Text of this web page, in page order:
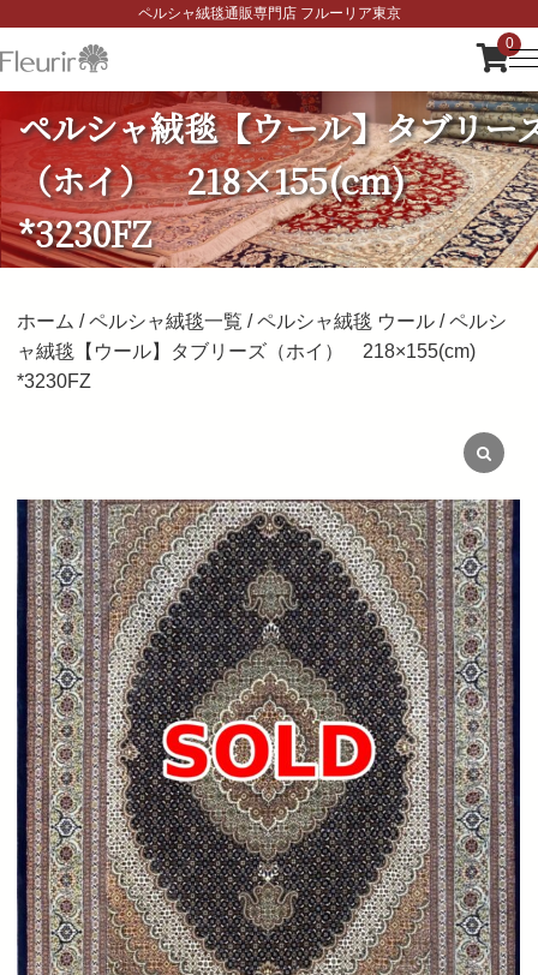
ペルシャ絨毯通販専門店 フルーリア東京
0
ペルシャ絨毯【ウール】タブリー
（ホイ） 218×155(cm)
*3230FZ
ホーム /ペルシャ絨毯一覧 /ペルシャ絨毯 ウール / ペルシ
ャ絨毯【ウール】タブリーズ（ホイ） 218×155(cm)
*3230FZ